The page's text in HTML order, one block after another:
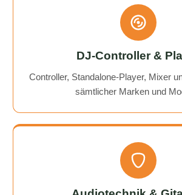
DJ-Controller &
Controller, Standalone-Player, Mixer
sämtlicher Marken und